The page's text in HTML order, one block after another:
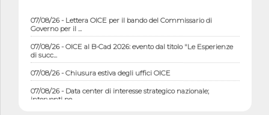
07/08/26 - Lettera OICE per il bando del Commissario di
Governo per il ...
07/08/26 - OICE al B-Cad 2026: evento dal titolo "Le Esperienze
di succ...
07/08/26 - Chiusura estiva degli uffici OICE
07/08/26 - Data center di interesse strategico nazionale;
interventi pe...